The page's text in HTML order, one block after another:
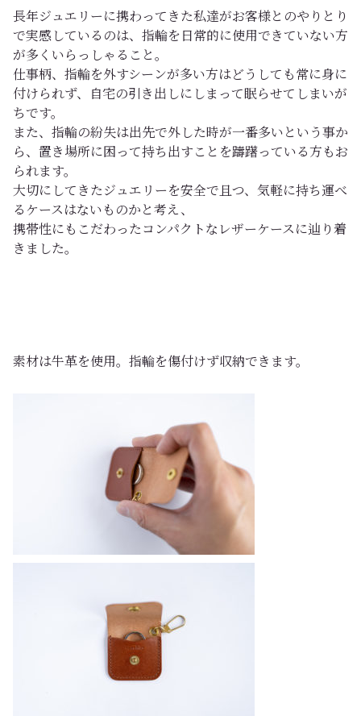
長年ジュエリーに携わってきた私達がお客様とのやりとり
で実感しているのは、指輪を日常的に使用できていない方
が多くいらっしゃること。
仕事柄、指輪を外すシーンが多い方はどうしても常に身に
付けられず、自宅の引き出しにしまって眠らせてしまいが
ちです。
また、指輪の紛失は出先で外した時が一番多いという事か
ら、置き場所に困って持ち出すことを躊躇っている方もお
られます。
大切にしてきたジュエリーを安全で且つ、気軽に持ち運べ
るケースはないものかと考え、
携帯性にもこだわったコンパクトなレザーケースに辿り着
きました。
素材は牛革を使用。指輪を傷付けず収納できます。